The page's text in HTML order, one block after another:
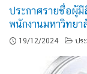
ประกาศรายชื่อผู้มี
พนักงานมหาวิทยา
19/12/2024 ปร